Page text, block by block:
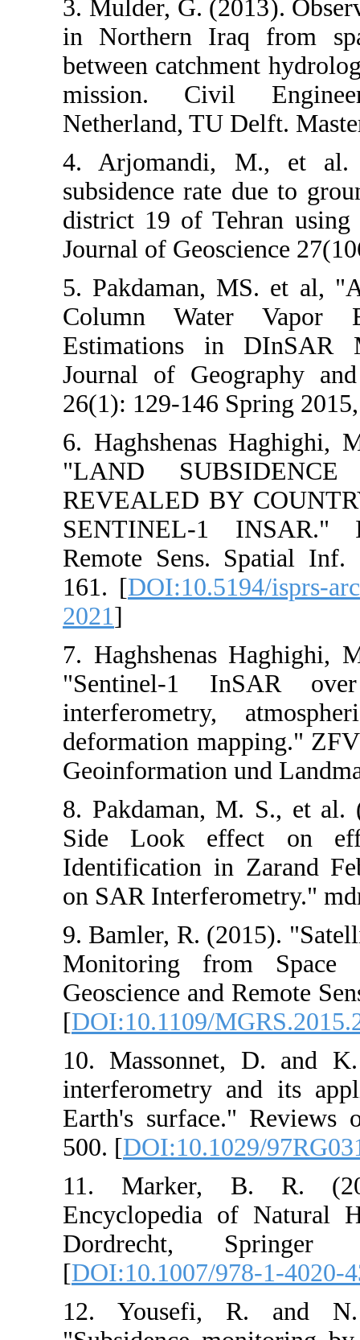
3. Mulder, G.
in Northern
between
mission.
Netherland,
4.
subsidence
district 19 of
Journal of
5. Pakdaman,
Column
Estimations
Journal of
26(1): 129-146
6.
"LAND
REVEALED
SENTINEL-
Remote
161. [
7.
"Sentinel-1
deformation
8. Pakdaman,
Side Look
Identification
on SAR
9. Bamler, R.
Monitoring
Geoscience
[DOI:10.1109/
10.
Earth's
500. [
11. Marker,
Encyclopedia
Dordrecht,
[DOI:10.1007/
12. Yousefi,